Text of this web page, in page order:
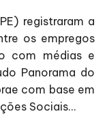
registraram a
os empregos
com médias e
Panorama do
com base em
Sociais...